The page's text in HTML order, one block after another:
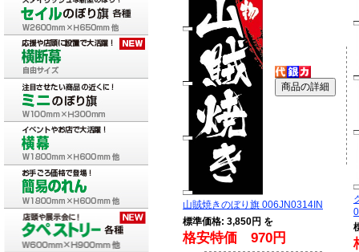
山賊焼きのぼり旗 006JN0314IN
標準価格: 3,850円 を
格安特価 970円